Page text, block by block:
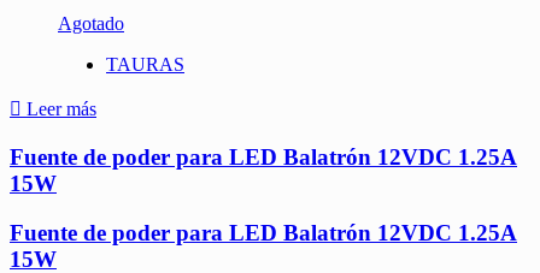
Agotado
TAURAS
Leer más
Fuente de poder para LED Balatrón 12VDC 1.25A
15W
Fuente de poder para LED Balatrón 12VDC 1.25A
15W